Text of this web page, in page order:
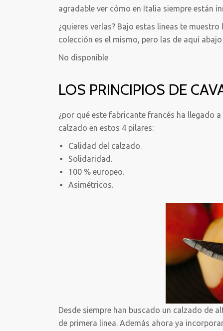
agradable ver cómo en Italia siempre están
¿quieres verlas? Bajo estas lineas te
colección es el mismo, pero las de aquí
No disponible
LOS PRINCIPIOS DE
¿por qué este fabricante francés ha llegado
calzado en estos 4 pilares:
Calidad del calzado.
Solidaridad.
100 % europeo.
Asimétricos.
Desde siempre han buscado un calzado de
de primera linea. Además ahora ya